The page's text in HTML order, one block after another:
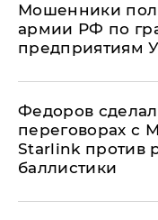
Мошенники
армии РФ по
предприятиям
Федоров
переговорах с
Starlink против
баллистики